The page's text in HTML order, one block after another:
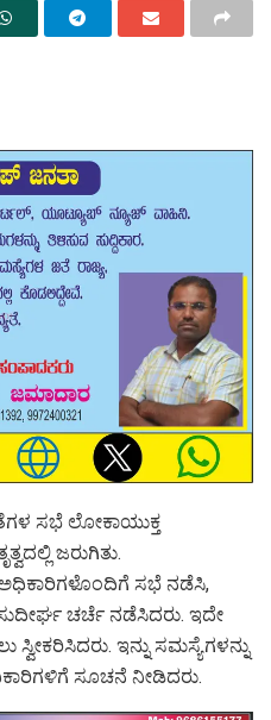
ಸಭೆ ಲೋಕಾಯುಕ್ತ
ಜರುಗಿತು.
ಸಭೆ ನಡೆಸಿ,
ಚರ್ಚೆ ನಡೆಸಿದರು. ಇದೇ
ಇನ್ನು ಸಮಸ್ಯೆಗಳನ್ನು
ಸೂಚನೆ ನೀಡಿದರು.